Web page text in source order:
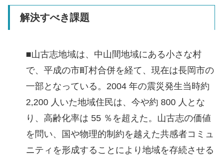
解決すべき課題
■山古志地域は、中山間地域にある小さな村
で、平成の市町村合併を経て、現在は長岡市の
一部となっている。2004 年の震災発生当時約
2,200 人いた地域住民は、今や約 800 人とな
り、高齢化率は 55 ％を超えた。山古志の価値
を問い、国や物理的制約を越えた共感者コミュ
ニティを形成することにより地域を存続させる